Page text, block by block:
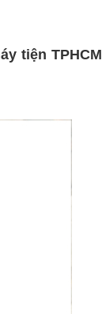
tiện TPHCM